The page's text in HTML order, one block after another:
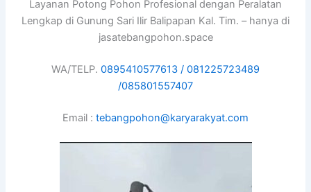
Layanan Potong Pohon Profesional dengan Peralatan
Lengkap di Gunung Sari Ilir Balipapan Kal. Tim. – hanya di
jasatebangpohon.space
WA/TELP. 0895410577613 / 081225723489
/085801557407
Email : tebangpohon@karyarakyat.com